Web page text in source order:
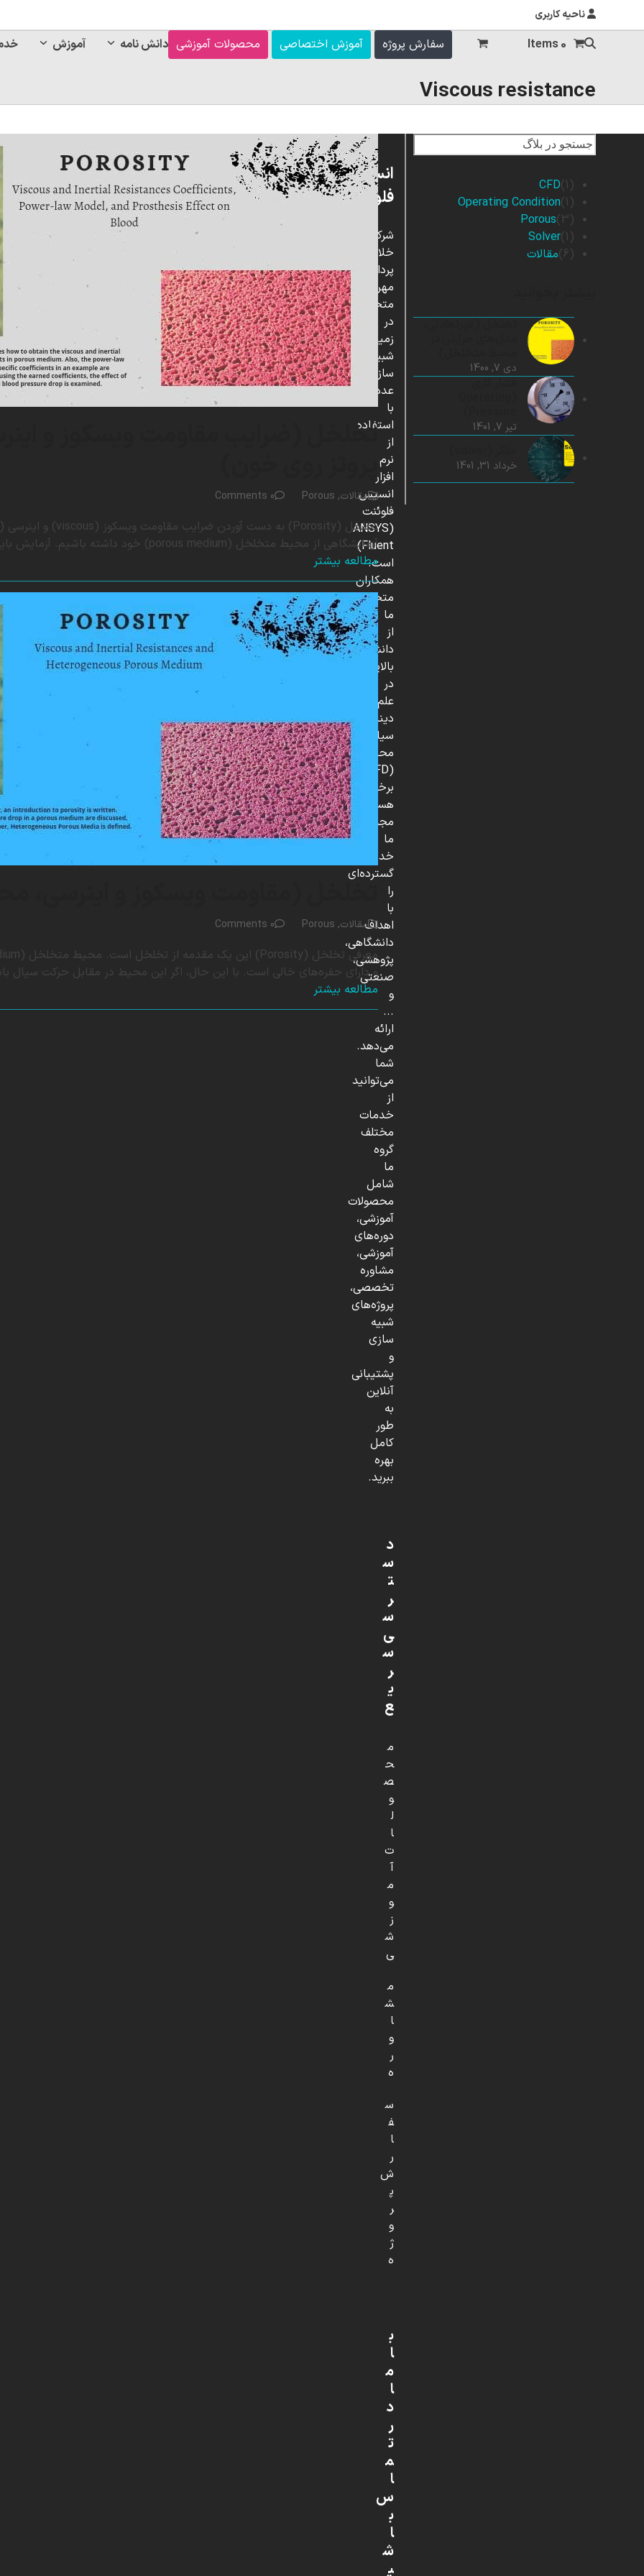
ناحیه کاربری
آموزش دانش نامه محصولات آموزشی آموزش اختصاصی سفارش پروژه 0 Items
Viscous resistance
تخلخل (ضرایب مقاومت ویسکوز و
مقالات,
Porous
0 Comments
آزمایشگاهی از محیط متخلخل (porous medium) خود داشته باشیم. آزمایش باید افت فشار در سراسر ناحیه متخلخل را در…
مطالعه بیشتر
مقالات,
Porous
0 Comments
و دارای حفره‌های خالی است. با این حال، اگر این محیط در مقابل حرکت سیال
مطالعه بیشتر
CFD
(1)
Operating Condition
(1)
Porous
(3)
Solver (1)
مقالات
(6)
دی 7, 1400
تیر 7, 1401
خرداد 31, 1401
انسیس
فلوئنت
شرکت
خلاق
پردازشگران
مهر،
متخصص
در
زمینه
شبیه
سازی
عددی
با
استفاده
از
نرم
افزار
انسیس
فلوئنت
(ANSYS
Fluent)
است.
همکاران
متخصص
ما
از
دانش
بالایی
در
علم
دینامیک
سیالات
محاسباتی
برخوردار
هستند.
مجموعه
ما
خدمات
گسترده‌ای
را
با
اهداف
دانشگاهی،
پژوهشی،
صنعتی
و
...
ارائه
می‌دهد.
شما
می‌توانید
از
خدمات
مختلف
گروه
ما
شامل
محصولات
آموزشی،
دوره‌های
آموزشی،
مشاوره
تخصصی،
پروژه‌های
شبیه
سازی
و
پشتیبانی
آنلاین
به
طور
کامل
بهره
ببرید.
د
س
ت
ر
س
ی
س
ر
ی
ع
م
ح
ص
و
ل
ا
ت
آ
م
و
ز
ش
ی
م
ش
ا
و
ر
ه
س
ف
ا
ر
ش
پ
ر
و
ژ
ه
ب
ا
م
ا
د
ر
ت
م
ا
س
ب
ا
ش
ی